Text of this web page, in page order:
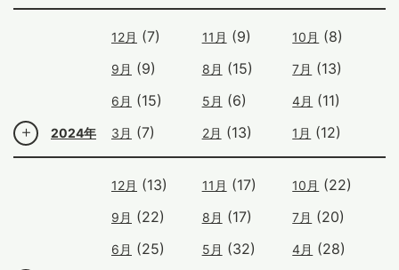
2024年
12月 (7) 11月 (9) 10月 (8)
9月 (9) 8月 (15) 7月 (13)
6月 (15) 5月 (6) 4月 (11)
3月 (7) 2月 (13) 1月 (12)
12月 (13) 11月 (17) 10月 (22)
9月 (22) 8月 (17) 7月 (20)
6月 (25) 5月 (32) 4月 (28)